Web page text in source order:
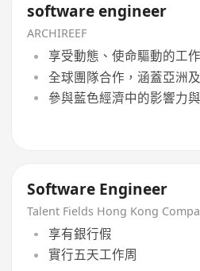
software engineer
ARCHIREEF
享受動態、使命驅動的工
全球團隊合作，涵蓋亞洲
參與藍色經濟中的影響力
Software Engineer
Talent Fields Hong Kong
享有銀行假
實行五天工作周